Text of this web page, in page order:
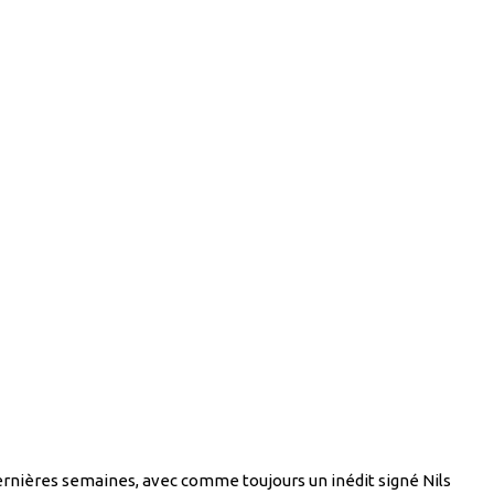
semaines, avec comme toujours un inédit signé Nils